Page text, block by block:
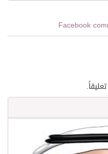
Facebook